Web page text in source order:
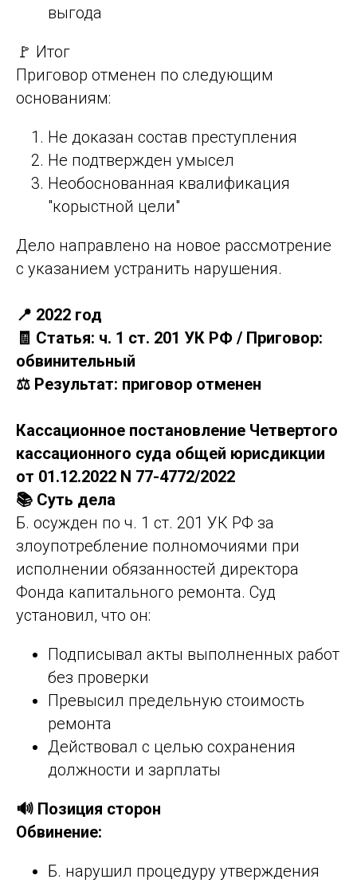
выгода
🚩 Итог
Приговор отменен по следующим
основаниям:
Не доказан состав преступления
Не подтвержден умысел
Необоснованная квалификация
"корыстной цели"
Дело направлено на новое рассмотрение
с указанием устранить нарушения.
📍 2022 год
🧾 Статья: ч. 1 ст. 201 УК РФ / Приговор:
обвинительный
⚖️ Результат: приговор отменен
Кассационное постановление Четвертого
кассационного суда общей юрисдикции
от 01.12.2022 N 77-4772/2022
📚 Суть дела
Б. осужден по ч. 1 ст. 201 УК РФ за
злоупотребление полномочиями при
исполнении обязанностей директора
Фонда капитального ремонта. Суд
установил, что он:
Подписывал акты выполненных работ
без проверки
Превысил предельную стоимость
ремонта
Действовал с целью сохранения
должности и зарплаты
🔊 Позиция сторон
Обвинение:
Б. нарушил процедуру утверждения